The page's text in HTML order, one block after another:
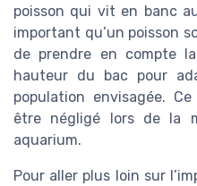
poisson qui vit en banc
important qu’un poisson
de prendre en compte
hauteur du bac pour
population envisagée.
être négligé lors de la
aquarium.
Pour aller plus loin sur